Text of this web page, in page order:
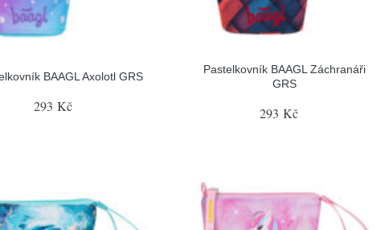
BAAGL Axolotl GRS
293 Kč
Pastelkovník BAAGL Záchranáři
GRS
293 Kč